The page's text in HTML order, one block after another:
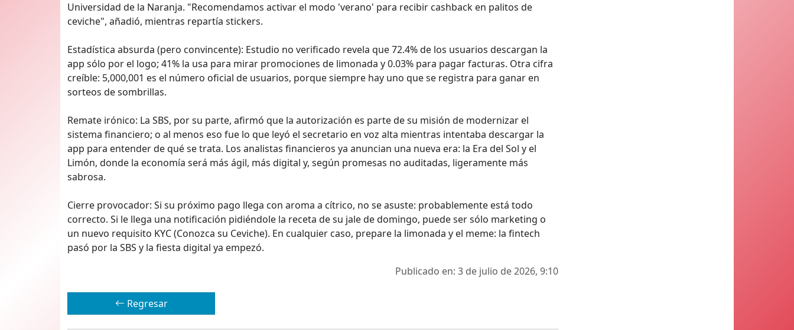
Universidad de la Naranja. "Recomendamos activar el modo 'verano' para recibir cashback en palitos de
ceviche", añadió, mientras repartía stickers.
Estadística absurda (pero convincente): Estudio no verificado revela que 72.4% de los usuarios descargan la
app sólo por el logo; 41% la usa para mirar promociones de limonada y 0.03% para pagar facturas. Otra cifra
creíble: 5,000,001 es el número oficial de usuarios, porque siempre hay uno que se registra para ganar en
sorteos de sombrillas.
Remate irónico: La SBS, por su parte, afirmó que la autorización es parte de su misión de modernizar el
sistema financiero; o al menos eso fue lo que leyó el secretario en voz alta mientras intentaba descargar la
app para entender de qué se trata. Los analistas financieros ya anuncian una nueva era: la Era del Sol y el
Limón, donde la economía será más ágil, más digital y, según promesas no auditadas, ligeramente más
sabrosa.
Cierre provocador: Si su próximo pago llega con aroma a cítrico, no se asuste: probablemente está todo
correcto. Si le llega una notificación pidiéndole la receta de su jale de domingo, puede ser sólo marketing o
un nuevo requisito KYC (Conozca su Ceviche). En cualquier caso, prepare la limonada y el meme: la fintech
pasó por la SBS y la fiesta digital ya empezó.
Publicado en: 3 de julio de 2026, 9:10
Regresar